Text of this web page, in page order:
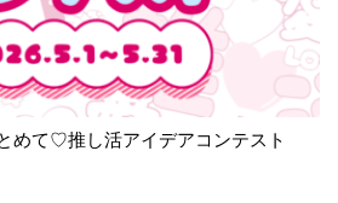
めて♡推し活アイデアコンテスト